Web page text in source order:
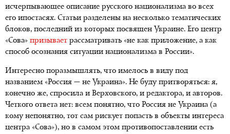
исчерпывающее описание русского национализма во всех
его ипостасях. Статьи разделены на несколько тематических
блоков, последний из которых посвящен Украине. Его центр
«Сова» призывает рассматривать «не как приложение, а как
способ осознания ситуации национализма в России».
Интересно поразмышлять, что имелось в виду под
названием «Россия — не Украина». Не буду притворяться: я,
конечно же, спросила и Верховского, и редактора, и авторов.
Четкого ответа нет: всем понятно, что Россия не Украина (а
кому непонятно, тот сам рискует попасть в объекты интереса
центра «Сова»), но в самом этом противопоставлении есть